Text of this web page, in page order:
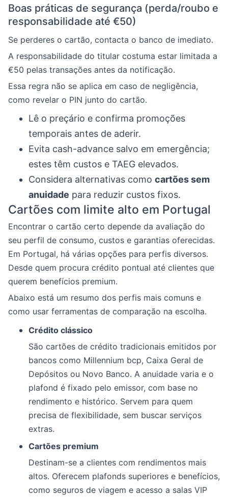
Boas práticas de segurança (perda/roubo e
responsabilidade até €50)
Se perderes o cartão, contacta o banco de imediato.
A responsabilidade do titular costuma estar limitada a
€50 pelas transações antes da notificação.
Essa regra não se aplica em caso de negligência,
como revelar o PIN junto do cartão.
Lê o preçário e confirma promoções
temporais antes de aderir.
Evita cash-advance salvo em emergência;
estes têm custos e TAEG elevados.
Considera alternativas como cartões sem
anuidade para reduzir custos fixos.
Cartões com limite alto em Portugal
Encontrar o cartão certo depende da avaliação do
seu perfil de consumo, custos e garantias oferecidas.
Em Portugal, há várias opções para perfis diversos.
Desde quem procura crédito pontual até clientes que
querem benefícios premium.
Abaixo está um resumo dos perfis mais comuns e
como usar ferramentas de comparação na escolha.
Crédito clássico
São cartões de crédito tradicionais emitidos por
bancos como Millennium bcp, Caixa Geral de
Depósitos ou Novo Banco. A anuidade varia e o
plafond é fixado pelo emissor, com base no
rendimento e histórico. Servem para quem
precisa de flexibilidade, sem buscar serviços
extras.
Cartões premium
Destinam-se a clientes com rendimentos mais
altos. Oferecem plafonds superiores e benefícios,
como seguros de viagem e acesso a salas VIP